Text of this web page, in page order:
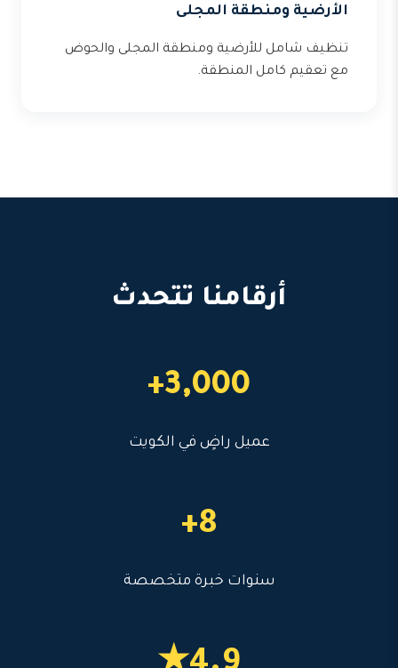
الأرضية ومنطقة المجلى
تنظيف شامل للأرضية ومنطقة المجلى والحوض
مع تعقيم كامل المنطقة.
أرقامنا تتحدث
3,000+
عميل راضٍ في الكويت
8+
سنوات خبرة متخصصة